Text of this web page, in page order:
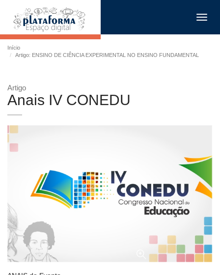
Início
Artigo: ENSINO DE CIÊNCIA EXPERIMENTAL NO ENSINO FUNDAMENTAL
Artigo
Anais IV CONEDU